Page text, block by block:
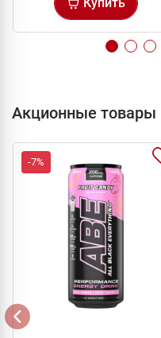
Купить
Акционные товары
-7%